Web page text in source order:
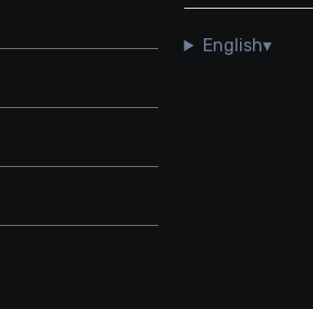
English▾